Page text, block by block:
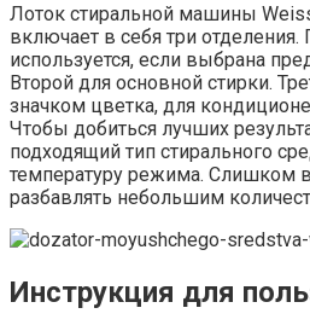
Лоток стиральной машины
включает в себя три
используется, если выбрана
Второй для основной стирки.
значком цветка, для
Чтобы добиться лучших
подходящий тип стирального
температуру режима. Слишком
разбавлять небольшим
Инструкция для